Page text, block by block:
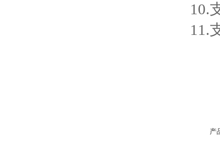
10.支
11.支
产